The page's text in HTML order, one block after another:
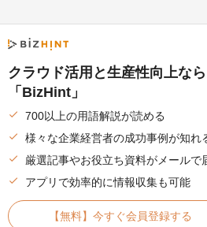
クラウド活用と生産性向上なら
「BizHint」
700以上の用語解説が読める
様々な企業経営者の成功事例が知れ
厳選記事やお役立ち資料がメールで
アプリで効率的に情報収集も可能
【無料】今すぐ会員登録する